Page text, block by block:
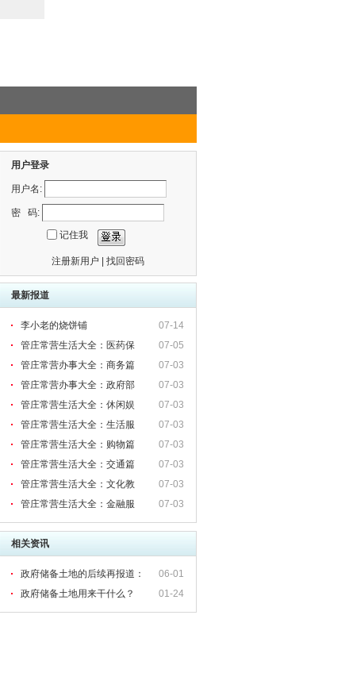
用户登录
用户名:
密 码:
记住我
注册新用户 找回密码
最新报道
07-14
李小老的烧饼铺
07-05
管庄常营生活大全：医药保
07-03
管庄常营办事大全：商务篇
07-03
管庄常营办事大全：政府部
07-03
管庄常营生活大全：休闲娱
07-03
管庄常营生活大全：生活服
07-03
管庄常营生活大全：购物篇
07-03
管庄常营生活大全：交通篇
07-03
管庄常营生活大全：文化教
07-03
管庄常营生活大全：金融服
相关资讯
06-01
政府储备土地的后续再报道：
香江国际？
01-24
政府储备土地用来干什么？